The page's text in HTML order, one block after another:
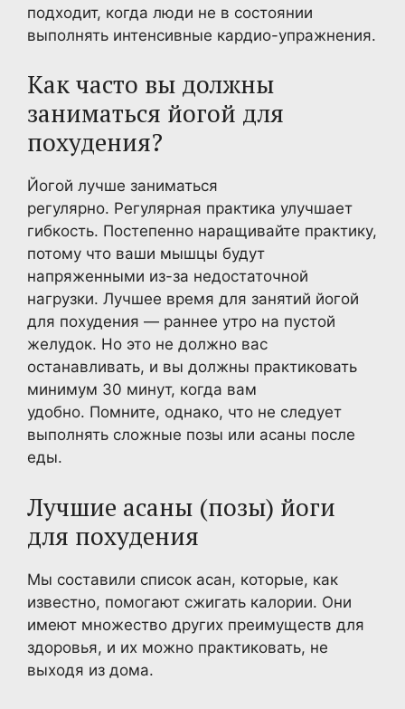
подходит, когда люди не в состоянии
выполнять интенсивные кардио-упражнения.
Как часто вы должны
заниматься йогой для
похудения?
Йогой лучше заниматься
регулярно. Регулярная практика улучшает
гибкость. Постепенно наращивайте практику,
потому что ваши мышцы будут
напряженными из-за недостаточной
нагрузки. Лучшее время для занятий йогой
для похудения — раннее утро на пустой
желудок. Но это не должно вас
останавливать, и вы должны практиковать
минимум 30 минут, когда вам
удобно. Помните, однако, что не следует
выполнять сложные позы или асаны после
еды.
Лучшие асаны (позы) йоги
для похудения
Мы составили список асан, которые, как
известно, помогают сжигать калории. Они
имеют множество других преимуществ для
здоровья, и их можно практиковать, не
выходя из дома.